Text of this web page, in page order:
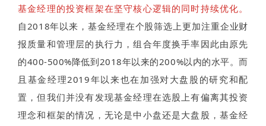
基金经理的投资框架在坚守核心逻辑的同时持续优化。
自2018年以来，基金经理在个股筛选上更加注重企业财
报质量和管理层的执行力，组合年度换手率因此由原先
的400-500%降低到2018年以来的200%以内的水平。而
且基金经理2019年以来也在加强对大盘股的研究和配
置，但我们并没有发现基金经理在选股上有偏离其投资
理念和框架的情况，无论是中小盘还是大盘股，基金经